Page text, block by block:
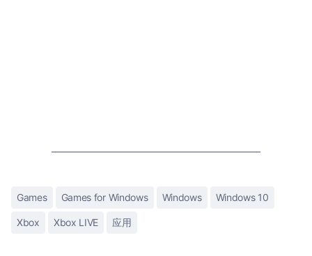
Games Games for Windows Windows Windows 10
Xbox Xbox LIVE 应用